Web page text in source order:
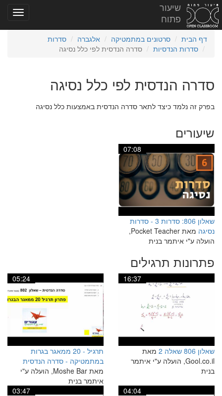
שיעור
פתוח
דף הבית סרטונים במתמטיקה אלגברה
סדרות
סדרות הנדסיות
סדרה הנדסית לפי כלל נסיגה
סדרה הנדסית לפי כלל נסיגה
בפרק זה נלמד כיצד לתאר סדרה הנדסית באמצעות כלל נסיגה
שיעורים
07:08
שאלון 806: סדרות 3 - סדרות
נסיגה
מאת Pocket Teacher,
הועלה ע"י איתמר בנית
פתרונות תרגילים
16:37
שאלון 806 שאלה 2
מאת
Gool.co.il, הועלה ע"י איתמר
בנית
05:24
תרגיל - 20 ממאגר בגרות
במתמטיקה - סדרה הנדסית
מאת Moshe Bar, הועלה ע"י
איתמר בנית
04:04
03:47